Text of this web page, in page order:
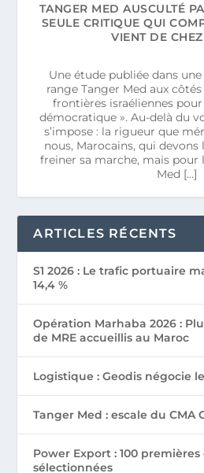
TANGER MED AUSCULTÉ
SEULE CRITIQUE QUI
VIENT DE
Une étude publiée dans
range Tanger Med aux
frontières israéliennes pour
démocratique ». Au-delà du
s’impose : la rigueur que
nous, Marocains, qui
freiner sa marche, mais pour
Med […]
ARTICLES RÉCENTS
S1 2026 : Le trafic portuaire
14,4 %
Opération Marhaba 2026 :
de MRE accueillis au Maroc
Logistique : Geodis négocie
Tanger Med : escale du CMA
Power Export : 100
sélectionnées